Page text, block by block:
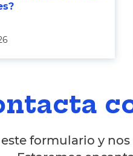
formulario y